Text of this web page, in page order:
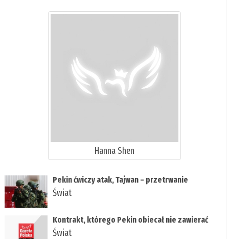
­Hanna Shen
Pekin ćwiczy atak, Tajwan – przetrwanie
Świat
Kontrakt, którego Pekin obiecał nie zawierać
Świat